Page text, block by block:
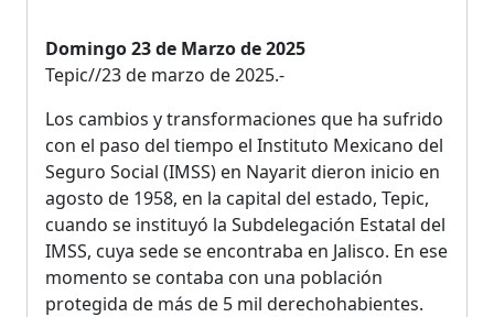
Domingo 23 de Marzo de 2025
Tepic//23 de marzo de 2025.-
Los cambios y transformaciones que ha sufrido
con el paso del tiempo el Instituto Mexicano del
Seguro Social (IMSS) en Nayarit dieron inicio en
agosto de 1958, en la capital del estado, Tepic,
cuando se instituyó la Subdelegación Estatal del
IMSS, cuya sede se encontraba en Jalisco. En ese
momento se contaba con una población
protegida de más de 5 mil derechohabientes.